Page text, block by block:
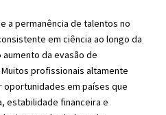
a permanência de talentos no
em ciência ao longo da
da evasão de
profissionais altamente
oportunidades em países que
estabilidade financeira e